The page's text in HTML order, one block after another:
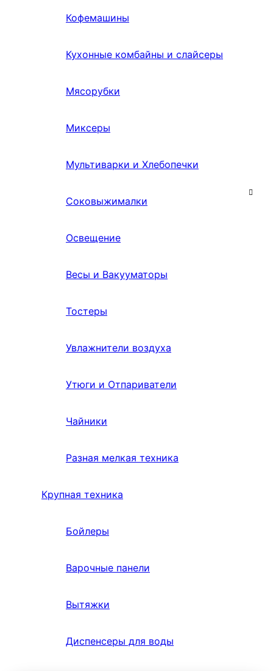
Кофемашины
Кухонные комбайны и слайсеры
Мясорубки
Миксеры
Мультиварки и Хлебопечки
Соковыжималки
Освещение
Весы и Вакууматоры
Тостеры
Увлажнители воздуха
Утюги и Отпариватели
Чайники
Разная мелкая техника
Крупная техника
Бойлеры
Варочные панели
Вытяжки
Диспенсеры для воды